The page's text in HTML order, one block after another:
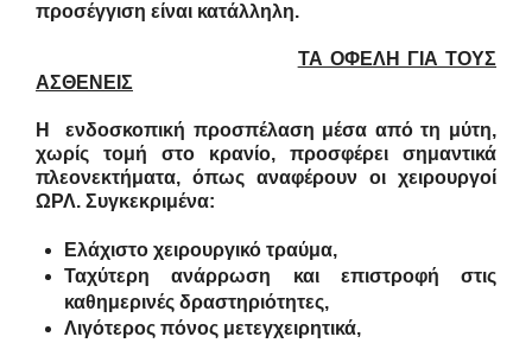
προσέγγιση είναι κατάλληλη.
ΤΑ ΟΦΕΛΗ ΓΙΑ ΤΟΥΣ
ΑΣΘΕΝΕΙΣ
Η ενδοσκοπική προσπέλαση μέσα από τη μύτη,
χωρίς τομή στο κρανίο, προσφέρει σημαντικά
πλεονεκτήματα, όπως αναφέρουν οι χειρουργοί
ΩΡΛ. Συγκεκριμένα:
Ελάχιστο χειρουργικό τραύμα,
Ταχύτερη ανάρρωση και επιστροφή στις
καθημερινές δραστηριότητες,
Λιγότερος πόνος μετεγχειρητικά,